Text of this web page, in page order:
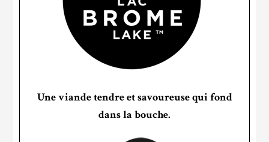
Une viande tendre et savoureuse qui fond
dans la bouche.